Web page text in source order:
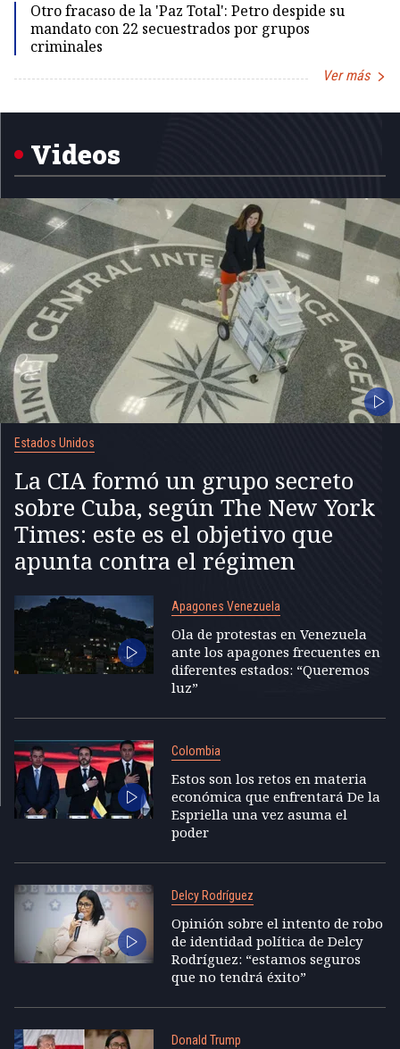
Otro fracaso de la 'Paz Total': Petro despide su
mandato con 22 secuestrados por grupos
criminales
Ver más
1
Videos
Estados Unidos
La CIA formó un grupo secreto
sobre Cuba, según The New York
Times: este es el objetivo que
apunta contra el régimen
Apagones Venezuela
Ola de protestas en Venezuela
ante los apagones frecuentes en
diferentes estados: “Queremos
luz”
Colombia
Estos son los retos en materia
económica que enfrentará De la
Espriella una vez asuma el
poder
Delcy Rodríguez
Opinión sobre el intento de robo
de identidad política de Delcy
Rodríguez: “estamos seguros
que no tendrá éxito”
Donald Trump